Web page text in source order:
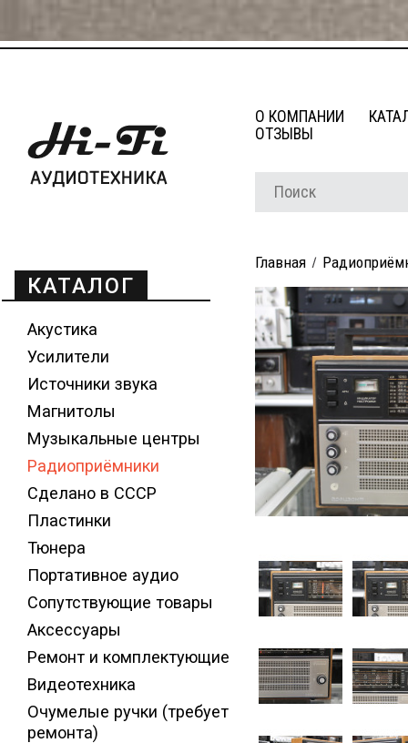
О КОМПАНИИ
ОТЗЫВЫ
КАТАЛОГ
Акустика
Усилители
Источники звука
Магнитолы
Музыкальные центры
Радиоприёмники
Сделано в СССР
Пластинки
Тюнера
Портативное аудио
Сопутствующие товары
Аксессуары
Ремонт и комплектующие
Видеотехника
Очумелые ручки (требует
ремонта)
Главная